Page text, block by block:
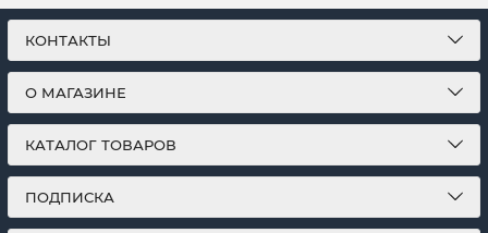
КОНТАКТЫ
О МАГАЗИНЕ
КАТАЛОГ ТОВАРОВ
ПОДПИСКА